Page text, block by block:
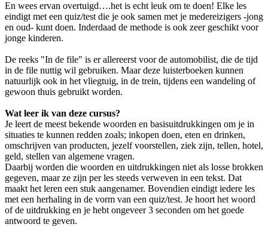
En wees ervan overtuigd….het is echt leuk om te doen! Elke les
eindigt met een quiz/test die je ook samen met je medereizigers -jong
en oud- kunt doen. Inderdaad de methode is ook zeer geschikt voor
jonge kinderen.
De reeks "In de file" is er allereerst voor de automobilist, die de tijd
in de file nuttig wil gebruiken. Maar deze luisterboeken kunnen
natuurlijk ook in het vliegtuig, in de trein, tijdens een wandeling of
gewoon thuis gebruikt worden.
Wat leer ik van deze cursus?
Je leert de meest bekende woorden en basisuitdrukkingen om je in
situaties te kunnen redden zoals; inkopen doen, eten en drinken,
omschrijven van producten, jezelf voorstellen, ziek zijn, tellen, hotel,
geld, stellen van algemene vragen.
Daarbij worden die woorden en uitdrukkingen niet als losse brokken
gegeven, maar ze zijn per les steeds verweven in een tekst. Dat
maakt het leren een stuk aangenamer. Bovendien eindigt iedere les
met een herhaling in de vorm van een quiz/test. Je hoort het woord
of de uitdrukking en je hebt ongeveer 3 seconden om het goede
antwoord te geven.